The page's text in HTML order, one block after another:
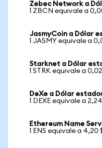
Zebec Network a
1 ZBCN equivale a
JasmyCoin a Dólar
1 JASMY equivale a
Starknet a Dólar
1 STRK equivale a
DeXe a Dólar
1 DEXE equivale a
Ethereum Name
1 ENS equivale a 4,20